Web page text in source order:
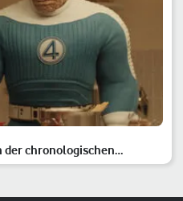
der chronologischen